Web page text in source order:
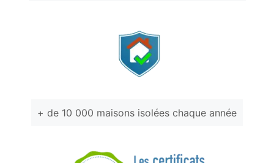
+ de 10 000 maisons isolées chaque année